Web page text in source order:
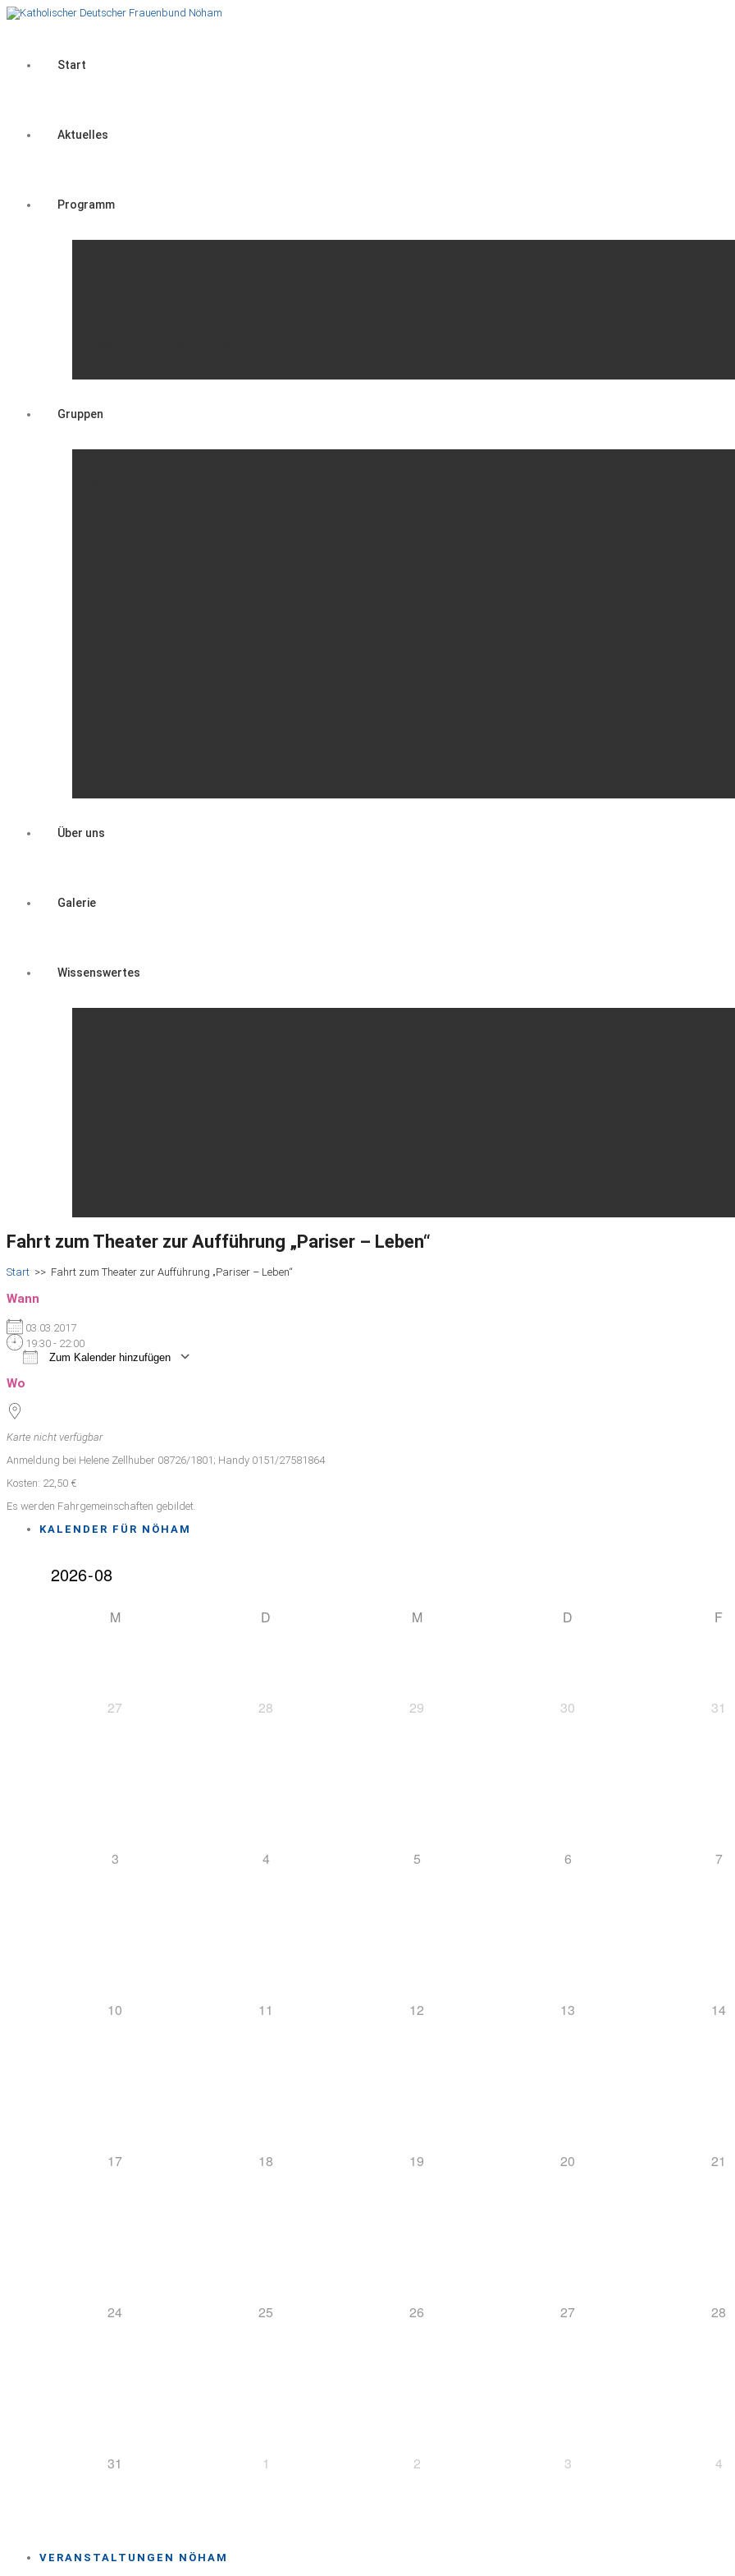
Start
Aktuelles
Programm
Gruppen
Über uns
Galerie
Wissenswertes
Fahrt zum Theater zur Aufführung „Pariser – Leben“
Start >> Fahrt zum Theater zur Aufführung „Pariser – Leben“
Wann
03.03.2017
19:30 - 22:00
Zum Kalender hinzufügen
Wo
Karte nicht verfügbar
Anmeldung bei Helene Zellhuber 08726/1801; Handy 0151/27581864
Kosten: 22,50 €
Es werden Fahrgemeinschaften gebildet.
KALENDER FÜR NÖHAM
M D M D F
27 28 29 30 31
3 4 5 6 7
10 11 12 13 14
17 18 19 20 21
24 25 26 27 28
31 1 2 3 4
VERANSTALTUNGEN NÖHAM